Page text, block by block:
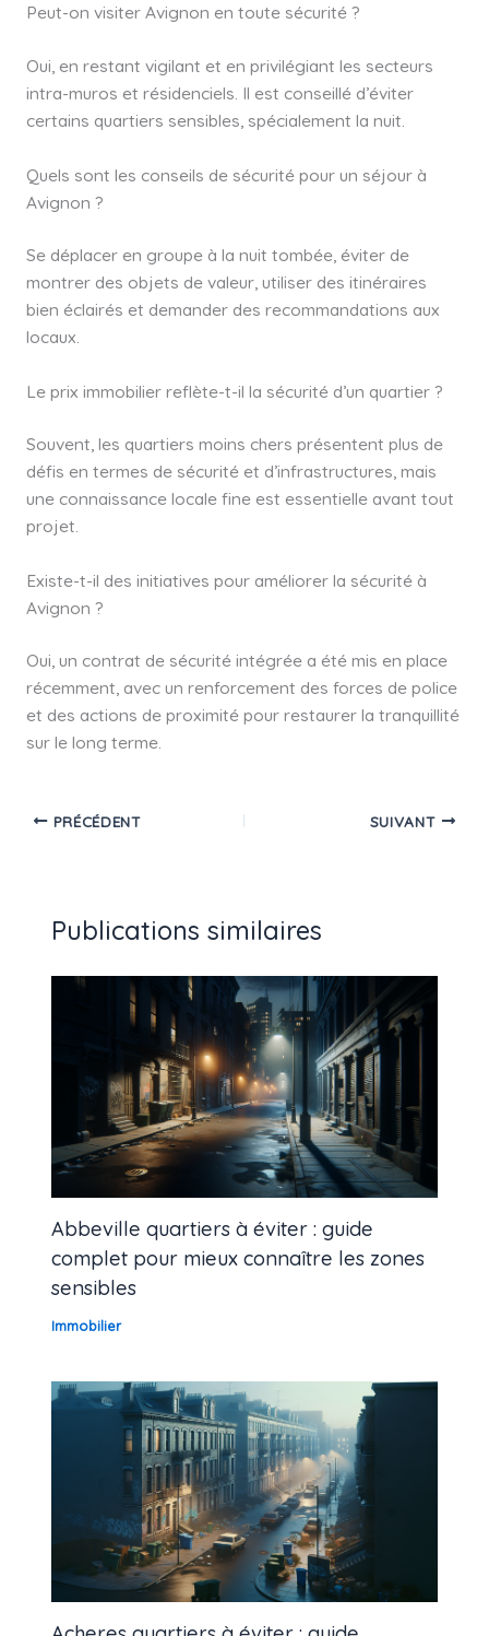
Peut-on visiter Avignon en toute sécurité ?
Oui, en restant vigilant et en privilégiant les secteurs
intra-muros et résidenciels. Il est conseillé d’éviter
certains quartiers sensibles, spécialement la nuit.
Quels sont les conseils de sécurité pour un séjour à
Avignon ?
Se déplacer en groupe à la nuit tombée, éviter de
montrer des objets de valeur, utiliser des itinéraires
bien éclairés et demander des recommandations aux
locaux.
Le prix immobilier reflète-t-il la sécurité d’un quartier ?
Souvent, les quartiers moins chers présentent plus de
défis en termes de sécurité et d’infrastructures, mais
une connaissance locale fine est essentielle avant tout
projet.
Existe-t-il des initiatives pour améliorer la sécurité à
Avignon ?
Oui, un contrat de sécurité intégrée a été mis en place
récemment, avec un renforcement des forces de police
et des actions de proximité pour restaurer la tranquillité
sur le long terme.
PRÉCÉDENT SUIVANT
Publications similaires
Abbeville quartiers à éviter : guide
complet pour mieux connaître les zones
sensibles
Immobilier